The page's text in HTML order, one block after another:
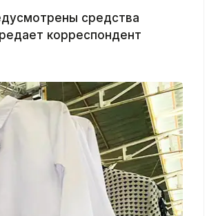
средства
корреспондент